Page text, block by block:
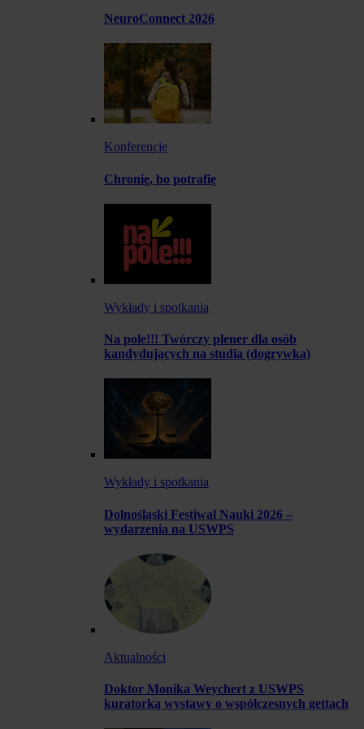
NeuroConnect 2026
Konferencje
Chronię, bo potrafię
Wykłady i spotkania
Na pole!!! Twórczy plener dla osób
kandydujących na studia (dogrywka)
Wykłady i spotkania
Dolnośląski Festiwal Nauki 2026 –
wydarzenia na USWPS
Aktualności
Doktor Monika Weychert z USWPS
kuratorką wystawy o współczesnych gettach